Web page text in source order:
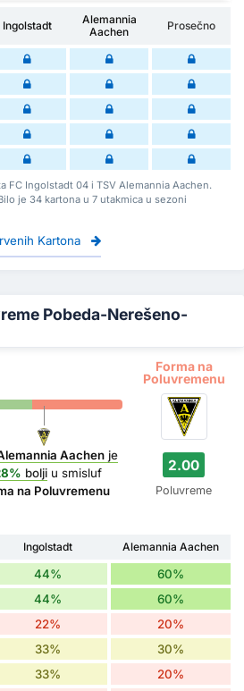
Ingolstadt
Alemannia
Aachen
Prosečno
FC Ingolstadt 04 i TSV Alemannia Aachen.
je 34 kartona u 7 utakmica u sezoni
Kartona
Pobeda-Nerešeno-
Forma na
Poluvremenu
Aachen je
boljiu smisluf
na Poluvremenu
2.00
Poluvreme
Ingolstadt
Alemannia Aachen
44% 60%
44% 60%
22% 20%
33% 30%
33% 20%